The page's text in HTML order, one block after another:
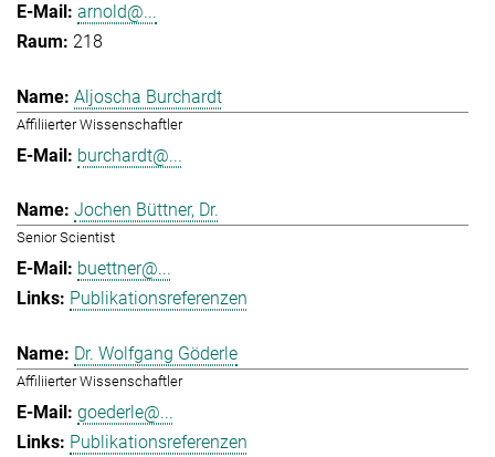
arnold@...
218
Aljoscha Burchardt
Affiliierter Wissenschaftler
burchardt@...
Jochen Büttner, Dr.
Senior Scientist
buettner@...
Publikationsreferenzen
Dr. Wolfgang Göderle
Affiliierter Wissenschaftler
goederle@...
Publikationsreferenzen